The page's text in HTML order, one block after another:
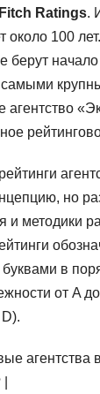
Ratings.
около 100
берут
агентство
но
и методики
буквами в
от A